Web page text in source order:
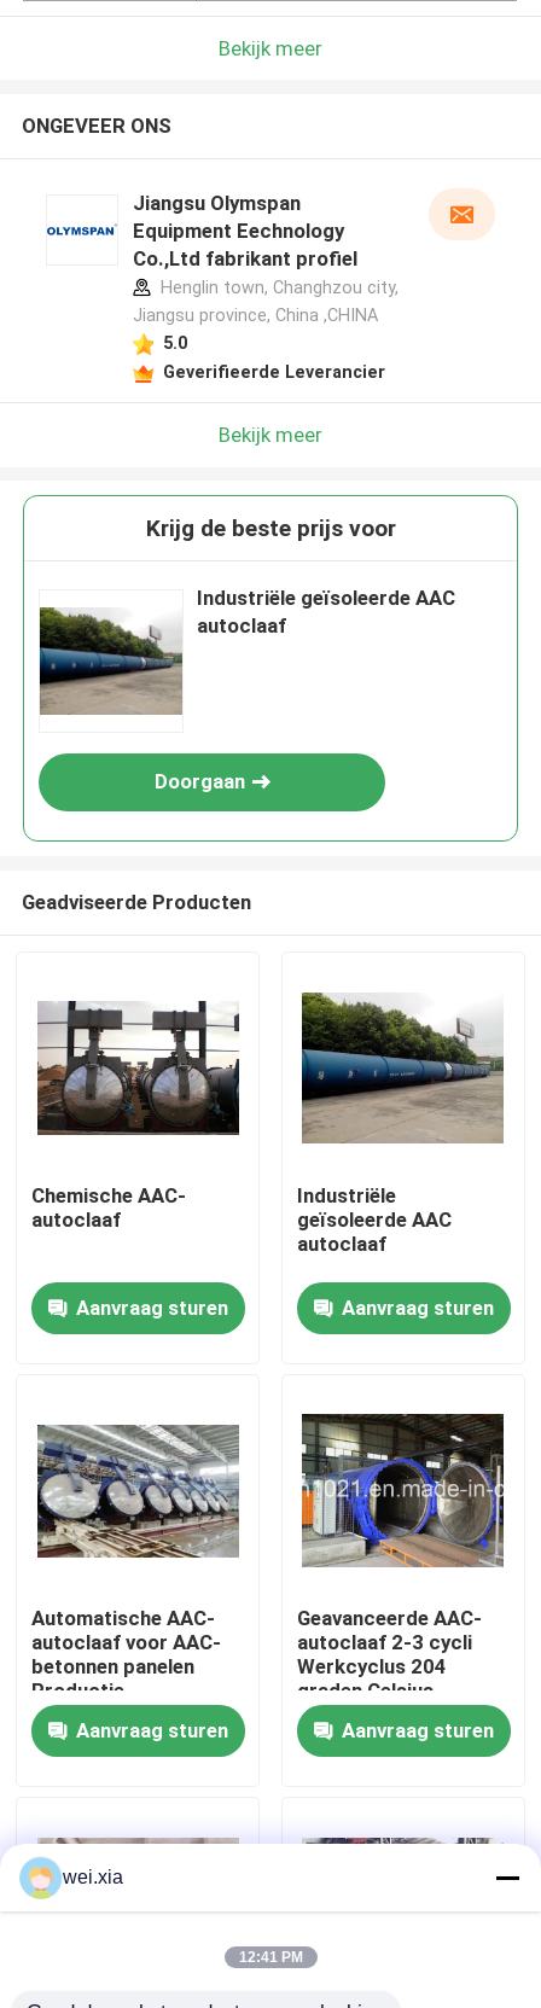
Thuis
Video's
Over ons
Fabriekstocht
Kwaliteitscontrole
Nieuws
Gevallen
Bekijk meer
ONGEVEER ONS
Jiangsu Olymspan
Equipment Eechnology
Co.,Ltd fabrikant profiel
Henglin town, Changhzou city,
Jiangsu province, China ,CHINA
5.0
Geverifieerde Leverancier
Bekijk meer
Krijg de beste prijs voor
Industriële geïsoleerde AAC
autoclaaf
Doorgaan
Geadviseerde Producten
Chemische AAC-
autoclaaf
Aanvraag sturen
Industriële
geïsoleerde AAC
autoclaaf
Aanvraag sturen
Automatische AAC-
autoclaaf voor AAC-
betonnen panelen
Productie
dienstverlener
Aanvraag sturen
Geavanceerde AAC-
autoclaaf 2-3 cycli
Werkcyclus 204
graden Celsius
Ontwerptemperatuur
Aanvraag sturen
wei.xia
12:41 PM